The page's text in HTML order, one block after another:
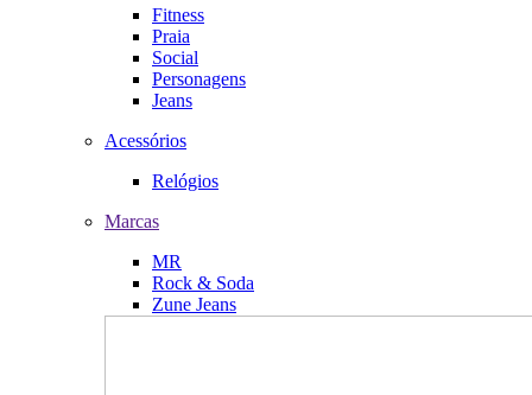
Fitness
Praia
Social
Personagens
Jeans
Acessórios
Relógios
Marcas
MR
Rock & Soda
Zune Jeans